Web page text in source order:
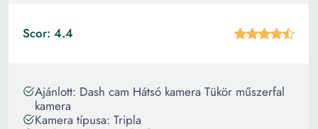
Scor: 4.4
Ajánlott: Dash cam Hátsó kamera Tükör műszerfal
kamera
Kamera típusa: Tripla